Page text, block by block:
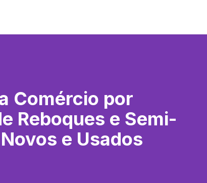
Comércio por
Reboques e Semi-
e Usados